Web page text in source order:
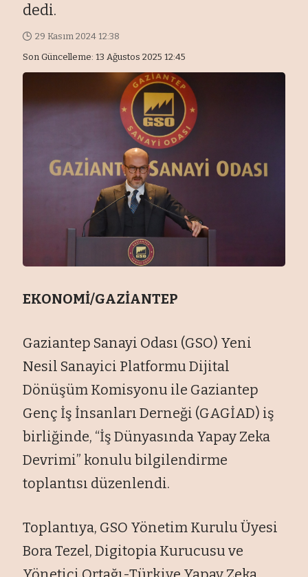
dedi.
Son Güncelleme: 13 Ağustos 2025 12:45
29 Kasım 2024 12:38
EKONOMİ/GAZİANTEP
Gaziantep Sanayi Odası (GSO) Yeni
Nesil Sanayici Platformu Dijital
Dönüşüm Komisyonu ile Gaziantep
Genç İş İnsanları Derneği (GAGİAD) iş
birliğinde, “İş Dünyasında Yapay Zeka
Devrimi” konulu bilgilendirme
toplantısı düzenlendi.
Toplantıya, GSO Yönetim Kurulu Üyesi
Bora Tezel, Digitopia Kurucusu ve